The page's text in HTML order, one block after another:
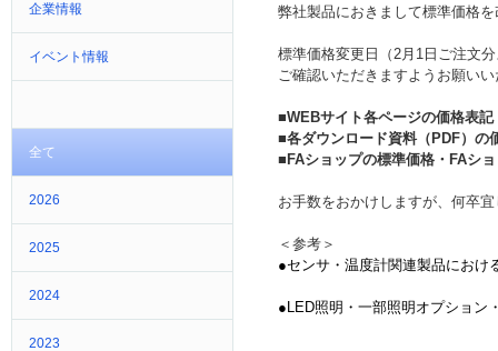
企業情報
イベント情報
全て
2026
2025
2024
2023
弊社製品におきまして標準価格
標準価格変更日（2月1日ご注文
ご確認いただきますようお願い
■WEBサイト各ページの価格表
■各ダウンロード資料（PDF）の
■FAショップの標準価格・FAシ
お手数をおかけしますが、何卒
＜参考＞
●センサ・温度計関連製品におけ
●LED照明・一部照明オプション